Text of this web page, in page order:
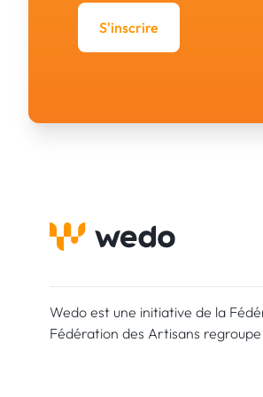
S'inscrire
Wedo est une initiative de la
Fédération des Artisans